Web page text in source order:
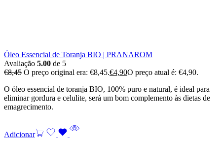
Óleo Essencial de Toranja BIO | PRANAROM
Avaliação 5.00 de 5
€8,45 O preço original era: €8,45.€4,90O preço atual é: €4,90.
O óleo essencial de toranja BIO, 100% puro e natural, é ideal para
eliminar gordura e celulite, será um bom complemento às dietas de
emagrecimento.
Adicionar